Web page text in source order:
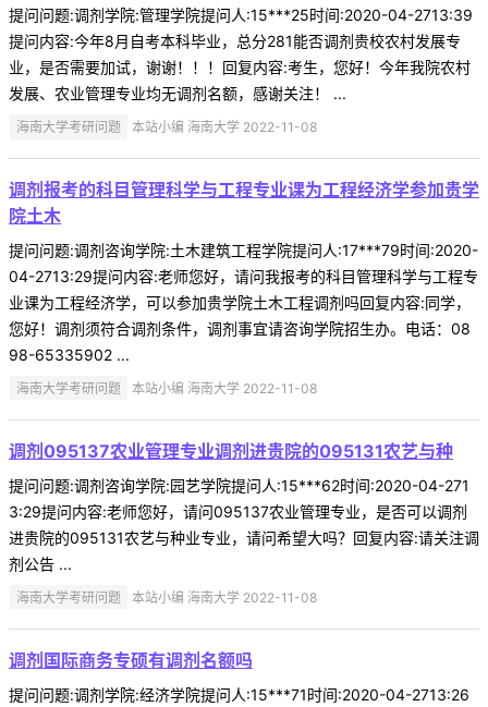
提问问题:调剂学院:管理学院提问人:15***25时间:2020-04-2713:39
提问内容:今年8月自考本科毕业，总分281能否调剂贵校农村发展专
业，是否需要加试，谢谢！！！回复内容:考生，您好！今年我院农村
发展、农业管理专业均无调剂名额，感谢关注！ ...
海南大学考研问题 本站小编 海南大学 2022-11-08
调剂报考的科目管理科学与工程专业课为工程经济学参加贵学
院土木
提问问题:调剂咨询学院:土木建筑工程学院提问人:17***79时间:2020-
04-2713:29提问内容:老师您好，请问我报考的科目管理科学与工程专
业课为工程经济学，可以参加贵学院土木工程调剂吗回复内容:同学，
您好！调剂须符合调剂条件，调剂事宜请咨询学院招生办。电话：08
98-65335902 ...
海南大学考研问题 本站小编 海南大学 2022-11-08
调剂095137农业管理专业调剂进贵院的095131农艺与种
提问问题:调剂咨询学院:园艺学院提问人:15***62时间:2020-04-271
3:29提问内容:老师您好，请问095137农业管理专业，是否可以调剂
进贵院的095131农艺与种业专业，请问希望大吗？回复内容:请关注调
剂公告 ...
海南大学考研问题 本站小编 海南大学 2022-11-08
调剂国际商务专硕有调剂名额吗
提问问题:调剂学院:经济学院提问人:15***71时间:2020-04-2713:26